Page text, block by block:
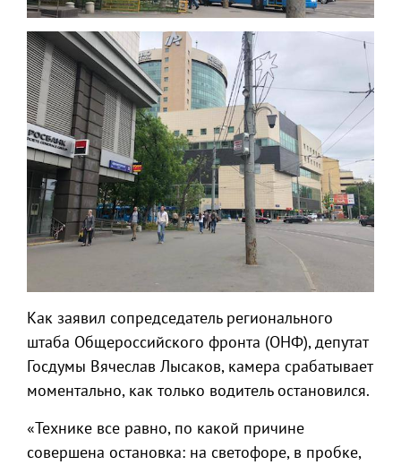
Как заявил сопредседатель регионального
штаба Общероссийского фронта (ОНФ), депутат
Госдумы Вячеслав Лысаков, камера срабатывает
моментально, как только водитель остановился.
«Технике все равно, по какой причине
совершена остановка: на светофоре, в пробке,